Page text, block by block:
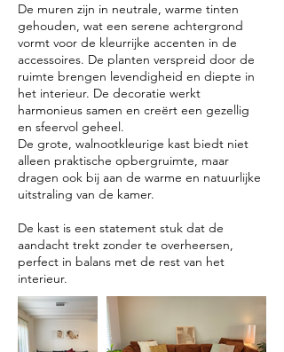
De muren zijn in neutrale, warme tinten
gehouden, wat een serene achtergrond
vormt voor de kleurrijke accenten in de
accessoires. De planten verspreid door de
ruimte brengen levendigheid en diepte in
het interieur. De decoratie werkt
harmonieus samen en creërt een gezellig
en sfeervol geheel.
De grote, walnootkleurige kast biedt niet
alleen praktische opbergruimte, maar
dragen ook bij aan de warme en natuurlijke
uitstraling van de kamer.
De kast is een statement stuk dat de
aandacht trekt zonder te overheersen,
perfect in balans met de rest van het
interieur.